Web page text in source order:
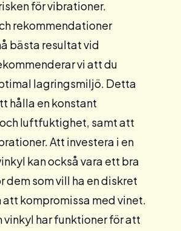
för vibrationer.
rekommendationer
bästa resultat vid
vi att du
lagringsmiljö. Detta
hålla en konstant
luftfuktighet, samt att
Att investera i en
kan också vara ett bra
dem som vill ha en diskret
att kompromissa med vinet.
vinkyl har funktioner för att